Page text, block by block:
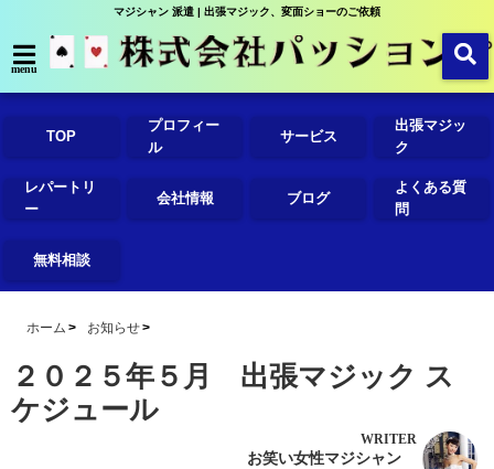
マジシャン 派遣 | 出張マジック、変面ショーのご依頼
menu
TOP
プロフィー
ル
サービス
出張マジッ
ク
レパートリ
ー
会社情報 ブログ
よくある質
問
無料相談
ホーム お知らせ
２０２５年５月 出張マジック ス
ケジュール
WRITER
お笑い女性マジシャン